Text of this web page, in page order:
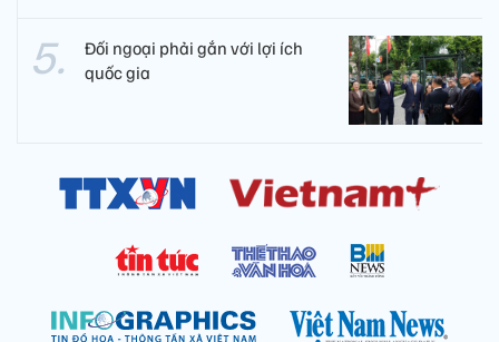
Đối ngoại phải gắn với lợi ích
quốc gia